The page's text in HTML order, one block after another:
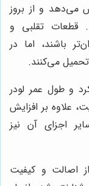
می‌دهد و از بروز
قطعات تقلبی و
باشند، اما در
می‌کنند.
و طول عمر لودر
علاوه بر افزایش
اجزای آن نیز
اصالت و کیفیت